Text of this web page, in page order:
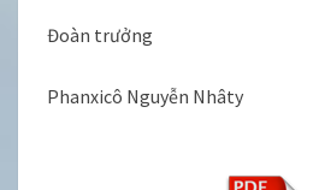
Đoàn trưởng
Phanxicô Nguyễn Nhâty